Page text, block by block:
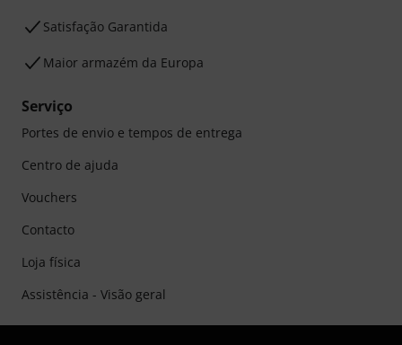
Satisfação Garantida
Maior armazém da Europa
Serviço
Portes de envio e tempos de entrega
Centro de ajuda
Vouchers
Contacto
Loja física
Assistência - Visão geral